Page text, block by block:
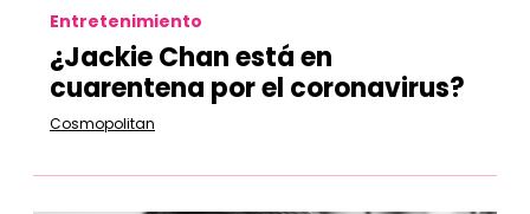
Entretenimiento
¿Jackie Chan está en
cuarentena por el coronavirus?
Cosmopolitan